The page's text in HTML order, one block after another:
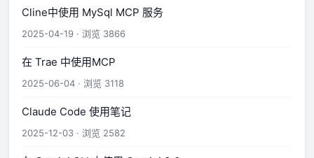
Cline中使用 MySql MCP 服务
2025-04-19 · 浏览 3866
在 Trae 中使用MCP
2025-06-04 · 浏览 3118
Claude Code 使用笔记
2025-12-03 · 浏览 2582